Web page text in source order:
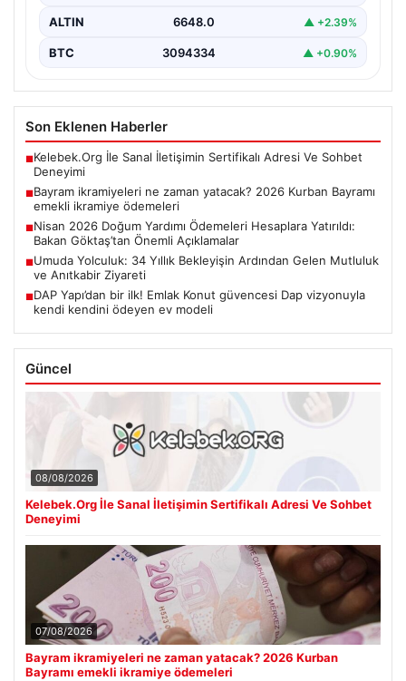
ALTIN 6648.0 ▲ +2.39%
BTC 3094334 ▲ +0.90%
Son Eklenen Haberler
■Kelebek.Org İle Sanal İletişimin Sertifikalı Adresi Ve Sohbet
Deneyimi
■Bayram ikramiyeleri ne zaman yatacak? 2026 Kurban Bayramı
emekli ikramiye ödemeleri
■Nisan 2026 Doğum Yardımı Ödemeleri Hesaplara Yatırıldı:
Bakan Göktaş’tan Önemli Açıklamalar
■Umuda Yolculuk: 34 Yıllık Bekleyişin Ardından Gelen Mutluluk
ve Anıtkabir Ziyareti
■DAP Yapı’dan bir ilk! Emlak Konut güvencesi Dap vizyonuyla
kendi kendini ödeyen ev modeli
Güncel
08/08/2026
Kelebek.Org İle Sanal İletişimin Sertifikalı Adresi Ve Sohbet
Deneyimi
07/08/2026
Bayram ikramiyeleri ne zaman yatacak? 2026 Kurban
Bayramı emekli ikramiye ödemeleri